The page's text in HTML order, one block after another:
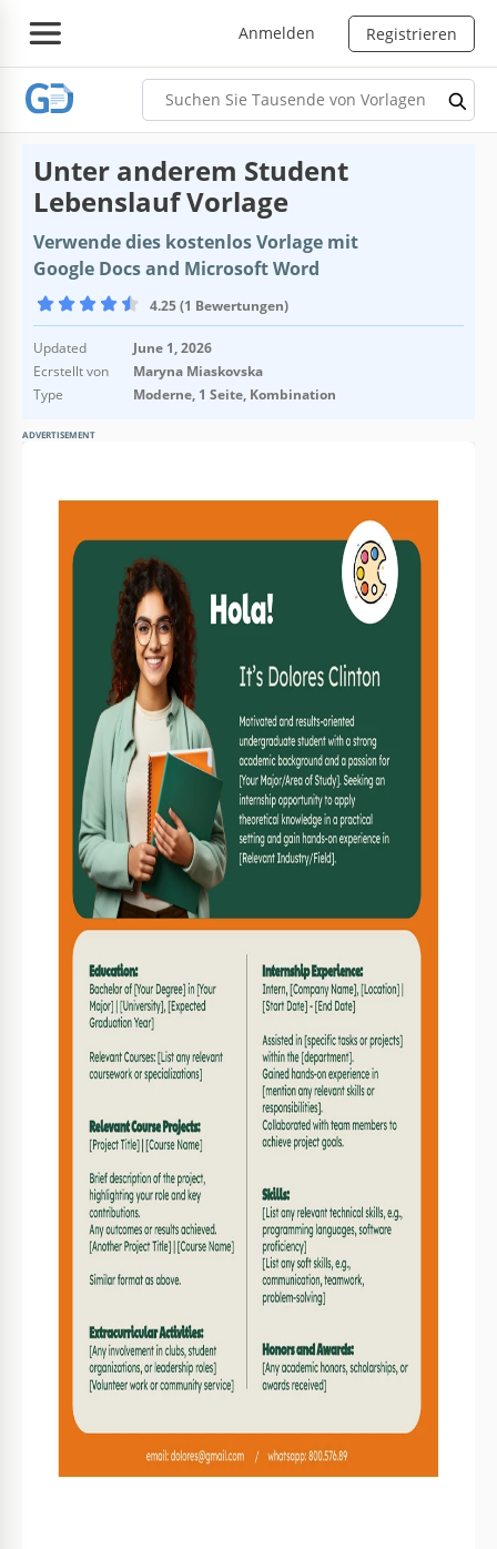
Anmelden Registrieren
Unter anderem Student
Lebenslauf Vorlage
Verwende dies kostenlos Vorlage mit
Google Docs and Microsoft Word
4.25 (1 Bewertungen)
Updated
June 1, 2026
Ecrstellt von
Maryna Miaskovska
Type
Moderne, 1 Seite, Kombination
ADVERTISEMENT